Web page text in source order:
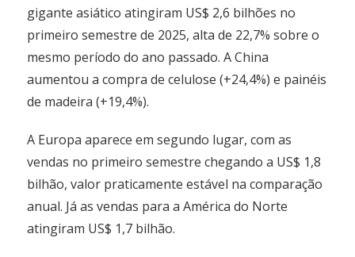
gigante asiático atingiram US$ 2,6 bilhões no
primeiro semestre de 2025, alta de 22,7% sobre o
mesmo período do ano passado. A China
aumentou a compra de celulose (+24,4%) e painéis
de madeira (+19,4%).
A Europa aparece em segundo lugar, com as
vendas no primeiro semestre chegando a US$ 1,8
bilhão, valor praticamente estável na comparação
anual. Já as vendas para a América do Norte
atingiram US$ 1,7 bilhão.